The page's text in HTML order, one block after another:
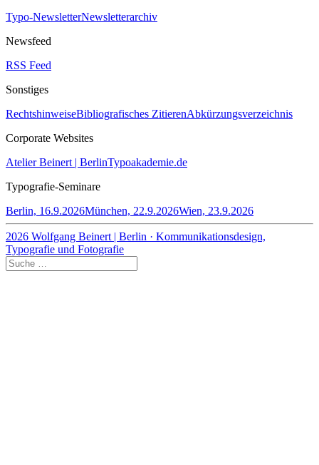
Typo-NewsletterNewsletterarchiv
Newsfeed
RSS Feed
Sonstiges
RechtshinweiseBibliografisches ZitierenAbkürzungsverzeichnis
Corporate Websites
Atelier Beinert | BerlinTypoakademie.de
Typografie-Seminare
Berlin, 16.9.2026München, 22.9.2026Wien, 23.9.2026
2026 Wolfgang Beinert | Berlin · Kommunikationsdesign,
Typografie und Fotografie